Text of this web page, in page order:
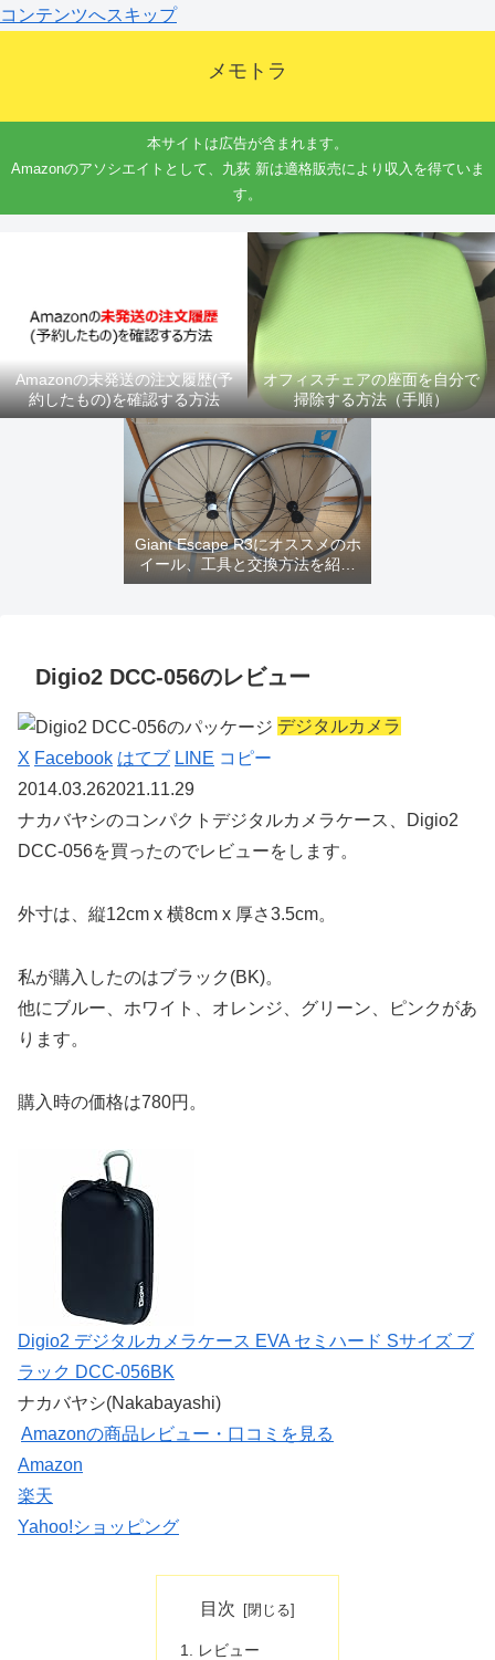
コンテンツへスキップ
メモトラ
本サイトは広告が含まれます。
Amazonのアソシエイトとして、九荻 新は適格販売により収入を得ていま
す。
Amazonの未発送の注文履歴(予
約したもの)を確認する方法
オフィスチェアの座面を自分で
掃除する方法（手順）
Giant Escape R3にオススメのホ
イール、工具と交換方法を紹介
するよ
Digio2 DCC-056のレビュー
デジタルカメラ
X Facebook はてブ LINE コピー
2014.03.262021.11.29
ナカバヤシのコンパクトデジタルカメラケース、
Digio2
DCC-056を買ったのでレビューをします。
外寸は、縦12cm x 横8cm x 厚さ3.5cm。
私が購入したのはブラック(BK)。
他にブルー、ホワイト、オレンジ、グリーン、ピンクがあ
ります。
購入時の価格は780円。
Digio2 デジタルカメラケース EVA セミハード Sサイズ ブ
ラック DCC-056BK
ナカバヤシ(Nakabayashi)
Amazonの商品レビュー・口コミを見る
Amazon
楽天
Yahoo!ショッピング
目次
レビュー